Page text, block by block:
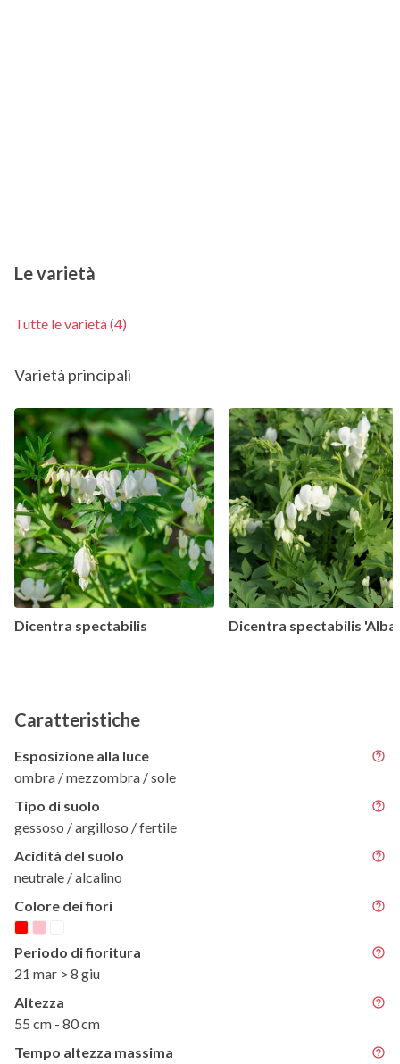
Le varietà
Tutte le varietà (4)
Varietà principali
Dicentra spectabilis Dicentra spectabilis 'Alba'
Caratteristiche
Esposizione alla luce
ombra / mezzombra / sole
Tipo di suolo
gessoso / argilloso / fertile
Acidità del suolo
neutrale / alcalino
Colore dei fiori
Periodo di fioritura
21 mar > 8 giu
Altezza
55 cm - 80 cm
Tempo altezza massima